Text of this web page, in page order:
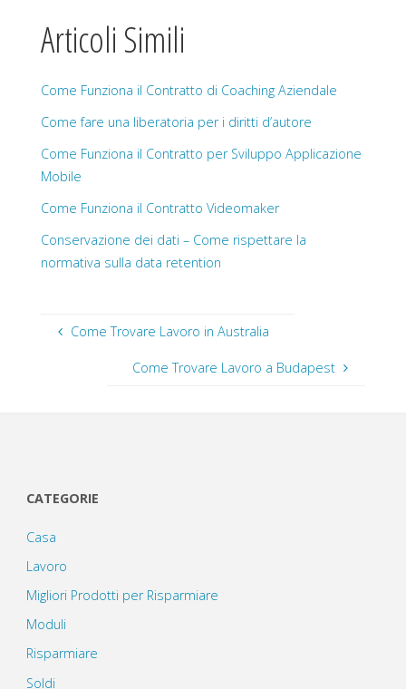
Articoli Simili
Come Funziona il Contratto di Coaching Aziendale
Come fare una liberatoria per i diritti d’autore
Come Funziona il Contratto per Sviluppo Applicazione
Mobile
Come Funziona il Contratto Videomaker
Conservazione dei dati – Come rispettare la
normativa sulla data retention
Come Trovare Lavoro in Australia
Come Trovare Lavoro a Budapest
CATEGORIE
Casa
Lavoro
Migliori Prodotti per Risparmiare
Moduli
Risparmiare
Soldi